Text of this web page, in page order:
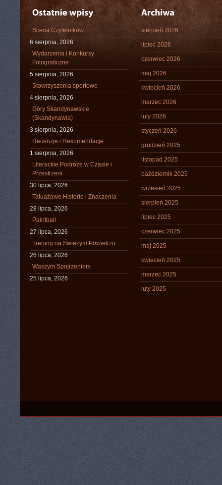
Scena Czytelników
6 sierpnia, 2026
Wydarzenia i Konkursy
Fotograficzne
5 sierpnia, 2026
Stowrzyszenia sportowe
4 sierpnia, 2026
Góry Skandynawskie
(Skandynawia)
3 sierpnia, 2026
Recenzje i Rekomendacje
1 sierpnia, 2026
Literackie Podróże w Czasie i
Przestrzeni
30 lipca, 2026
Tatuażowe Historie i Znaczenia
28 lipca, 2026
Paintball
27 lipca, 2026
Trening na Świeżym Powietrzu
26 lipca, 2026
Waszym Spojrzeniem
25 lipca, 2026
sierpień 2026
lipiec 2026
czerwiec 2026
maj 2026
kwiecień 2026
marzec 2026
luty 2026
styczeń 2026
grudzień 2025
listopad 2025
październik 2025
wrzesień 2025
sierpień 2025
lipiec 2025
czerwiec 2025
maj 2025
kwiecień 2025
marzec 2025
luty 2025